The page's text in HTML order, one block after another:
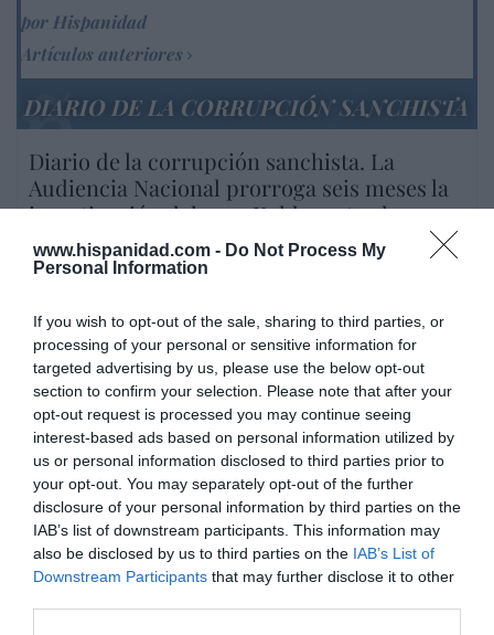
www.hispanidad.com - Do Not Process My
Personal Information
If you wish to opt-out of the sale, sharing to third parties, or
processing of your personal or sensitive information for
targeted advertising by us, please use the below opt-out
section to confirm your selection. Please note that after your
opt-out request is processed you may continue seeing
interest-based ads based on personal information utilized by
us or personal information disclosed to third parties prior to
your opt-out. You may separately opt-out of the further
disclosure of your personal information by third parties on the
IAB’s list of downstream participants. This information may
also be disclosed by us to third parties on the IAB’s List of
Downstream Participants that may further disclose it to other
por Hispanidad
Artículos anteriores
DIARIO DE LA CORRUPCIÓN SANCHISTA
Diario de la corrupción sanchista. La
Audiencia Nacional prorroga seis meses la
investigación del caso Koldo, ante el
ingente material incautado por la UCO
por Redacción
Opinión
Enormes minucias
por Eulogio López